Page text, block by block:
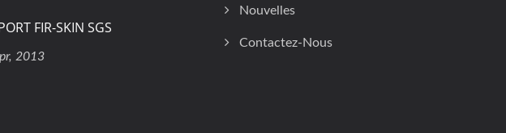
FIR-SKIN SGS
2013
Nouvelles
Contactez-Nous